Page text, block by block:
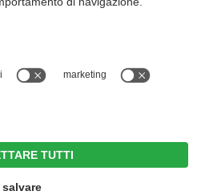
e il costante aggiornamento dei
di verificare chiedendo
IT02365710215